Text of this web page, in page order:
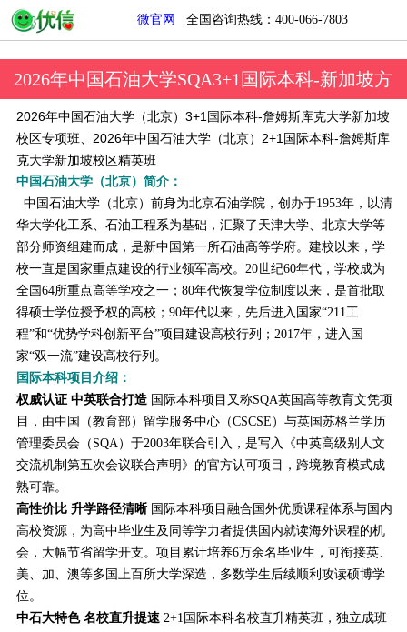
微官网 全国咨询热线：400-066-7803
2026年中国石油大学SQA3+1国际本科-新加坡方
向
2026年中国石油大学（北京）3+1国际本科-詹姆斯库克大学新加坡
校区专项班、2026年中国石油大学（北京）2+1国际本科-詹姆斯库
克大学新加坡校区精英班
中国石油大学（北京）简介：
中国石油大学（北京）前身为北京石油学院，创办于1953年，以清
华大学化工系、石油工程系为基础，汇聚了天津大学、北京大学等
部分师资组建而成，是新中国第一所石油高等学府。建校以来，学
校一直是国家重点建设的行业领军高校。20世纪60年代，学校成为
全国64所重点高等学校之一；80年代恢复学位制度以来，是首批取
得硕士学位授予权的高校；90年代以来，先后进入国家“211工
程”和“优势学科创新平台”项目建设高校行列；2017年，进入国
家“双一流”建设高校行列。
国际本科项目介绍：
权威认证 中英联合打造 国际本科项目又称SQA英国高等教育文凭项
目，由中国（教育部）留学服务中心（CSCSE）与英国苏格兰学历
管理委员会（SQA）于2003年联合引入，是写入《中英高级别人文
交流机制第五次会议联合声明》的官方认可项目，跨境教育模式成
熟可靠。
高性价比 升学路径清晰国际本科项目融合国外优质课程体系与国内
高校资源，为高中毕业生及同等学力者提供国内就读海外课程的机
会，大幅节省留学开支。项目累计培养6万余名毕业生，可衔接英、
美、加、澳等多国上百所大学深造，多数学生后续顺利攻读硕博学
位。
中石大特色 名校直升提速 2+1国际本科名校直升精英班，独立成班